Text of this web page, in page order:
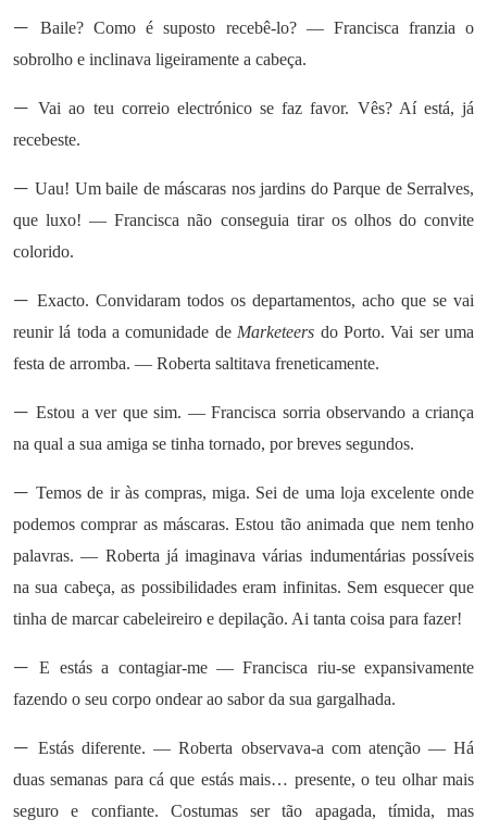
—Baile? Como é suposto recebê-lo? — Francisca franzia o
sobrolho e inclinava ligeiramente a cabeça.
—Vai ao teu correio electrónico se faz favor. Vês? Aí está, já
recebeste.
—Uau! Um baile de máscaras nos jardins do Parque de Serralves,
que luxo! — Francisca não conseguia tirar os olhos do convite
colorido.
— Exacto. Convidaram todos os departamentos, acho que se vai
reunir lá toda a comunidade de Marketeers do Porto. Vai ser uma
festa de arromba. — Roberta saltitava freneticamente.
—Estou a ver que sim. — Francisca sorria observando a criança
na qual a sua amiga se tinha tornado, por breves segundos.
—Temos de ir às compras, miga. Sei de uma loja excelente onde
podemos comprar as máscaras. Estou tão animada que nem tenho
palavras. — Roberta já imaginava várias indumentárias possíveis
na sua cabeça, as possibilidades eram infinitas. Sem esquecer que
tinha de marcar cabeleireiro e depilação. Ai tanta coisa para fazer!
—E estás a contagiar-me — Francisca riu-se expansivamente
fazendo o seu corpo ondear ao sabor da sua gargalhada.
—Estás diferente. — Roberta observava-a com atenção — Há
duas semanas para cá que estás mais… presente, o teu olhar mais
seguro e confiante. Costumas ser tão apagada, tímida, mas